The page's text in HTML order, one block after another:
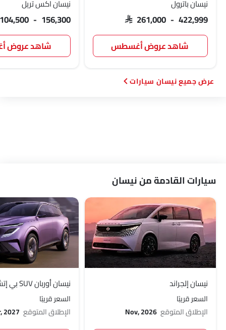
نيسان باترول
SAR 261,000 - 422,999
شاهد عروض أغسطس
نيسان اكس تريل
104,500 - 156,300
شاهد عروض
نيسان سيارات
سيارات القادمة من نيسان
نيسان إلجراند
السعر قريبًا
الإطلاق المتوقع Nov, 2026
نيسان أوربان SUV بي إتش إي في
السعر قريبًا
الإطلاق المتوقع 2027